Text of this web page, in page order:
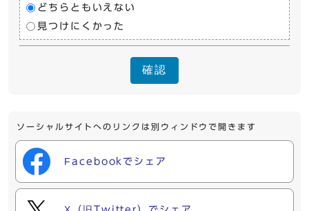
どちらともいえない
見つけにくかった
確認
ソーシャルサイトへのリンクは別ウィンドウで開きます
Facebookでシェア